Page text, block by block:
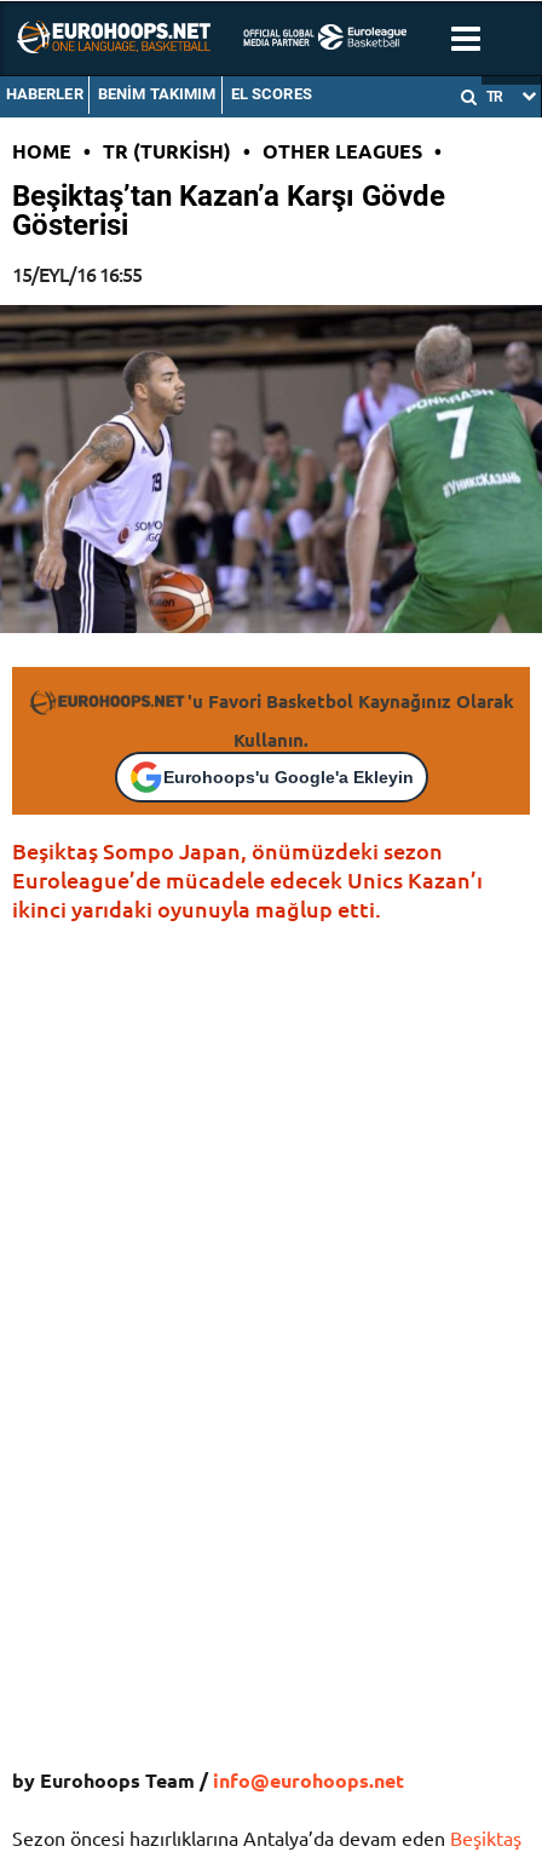
HABERLER BENIM TAKIMIM EL SCORES TR
HOME • TR (TURKISH) • OTHER LEAGUES •
Beşiktaş’tan Kazan’a Karşı Gövde
Gösterisi
15/EYL/16 16:55
'u Favori Basketbol Kaynağınız Olarak
Kullanın.
Eurohoops'u Google'a Ekleyin
Beşiktaş Sompo Japan, önümüzdeki sezon
Euroleague’de mücadele edecek Unics Kazan’ı
ikinci yarıdaki oyunuyla mağlup etti.
by Eurohoops Team /info@eurohoops.net
Sezon öncesi hazırlıklarına Antalya’da devam eden Beşiktaş